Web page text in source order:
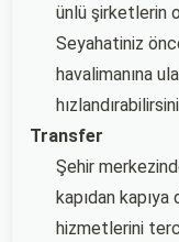
ünlü şirketlerin
Seyahatiniz
havalimanına
Transfer
Şehir
kapıdan
hizmetlerini